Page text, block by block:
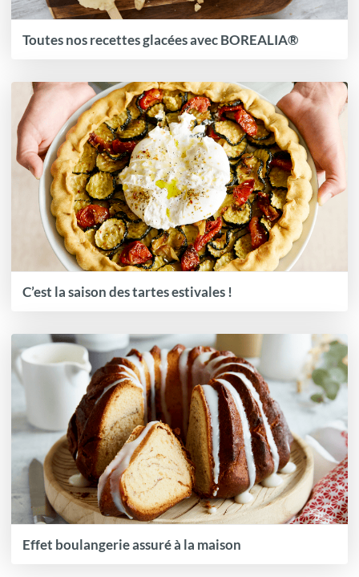
Toutes nos recettes glacées avec BOREALIA®
C’est la saison des tartes estivales !
Effet boulangerie assuré à la maison